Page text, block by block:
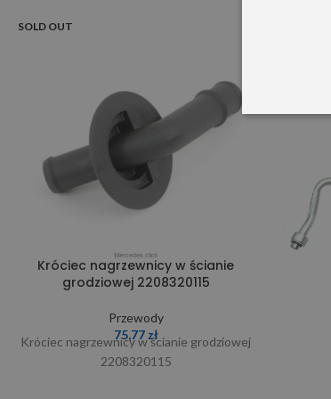
SOLD OUT
Króciec nagrzewnicy w ścianie
grodziowej 2208320115
Przewody
75,77 zł
Króciec nagrzewnicy w ścianie grodziowej
2208320115